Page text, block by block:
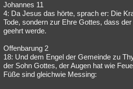
Johannes 11
4: Da Jesus das hörte, sprach er: Die
Tode, sondern zur Ehre Gottes, dass
geehrt werde.
Offenbarung 2
18: Und dem Engel der Gemeinde zu
der Sohn Gottes, der Augen hat wie
Füße sind gleichwie Messing: